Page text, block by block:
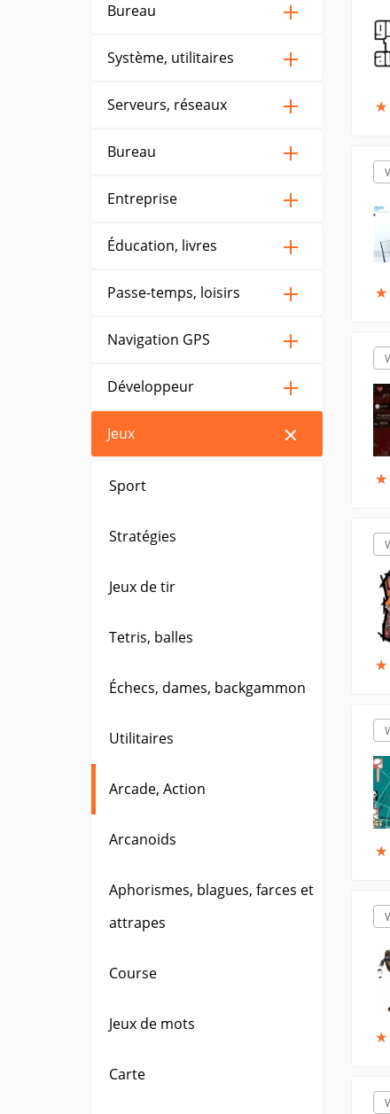
Bureau
Système, utilitaires
Serveurs, réseaux
Bureau
Entreprise
Éducation, livres
Passe-temps, loisirs
Navigation GPS
Développeur
Jeux
Sport
Stratégies
Jeux de tir
Tetris, balles
Échecs, dames, backgammon
Utilitaires
Arcade, Action
Arcanoids
Aphorismes, blagues, farces et
attrapes
Course
Jeux de mots
Carte
★
★
★
★
★
★
★
★
★
★
★
★